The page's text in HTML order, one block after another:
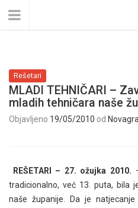
Rešetari
MLADI TEHNIČARI –
mladih tehničara naše
Objavljeno 19/05/2010 od Novagra
REŠETARI – 27. ožujka 2010.
tradicionalno, već 13. puta, bila
naše županije. Da je